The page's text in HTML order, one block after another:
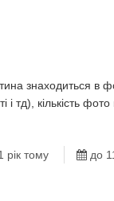
знаходиться в
і тд), кількість
рік тому до